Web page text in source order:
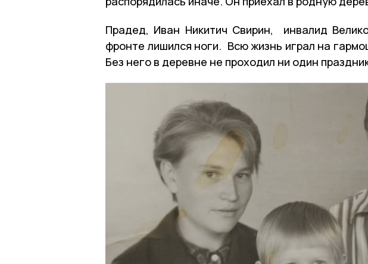
Прадед, Иван Никитич Свирин, инвалид
фронте лишился ноги. Всю жизнь играл на
Без него в деревне не проходил ни один